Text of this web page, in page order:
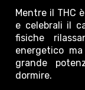
Mentre il THC
e celebrali il
fisiche
energetico
grande
dormire.